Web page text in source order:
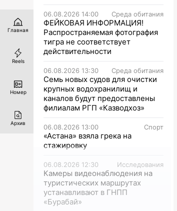
06.08.2026 14:00 Среда обитания
ФЕЙКОВАЯ ИНФОРМАЦИЯ!
Распространяемая фотография
тигра не соответствует
действительности
06.08.2026 13:30 Среда обитания
Семь новых судов для очистки
крупных водохранилищ и
каналов будут предоставлены
филиалам РГП «Казводхоз»
06.08.2026 13:00 Спорт
«Астана» взяла грека на
стажировку
06.08.2026 12:30 Исследования
Камеры видеонаблюдения на
туристических маршрутах
устанавливают в ГНПП
«Бурабай»
Главная
Reels
Номер
Архив